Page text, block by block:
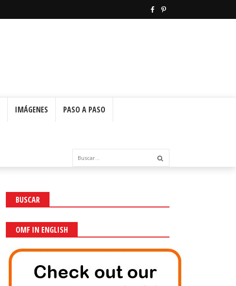
IMÁGENES PASO A PASO
BUSCAR
OMF IN ENGLISH